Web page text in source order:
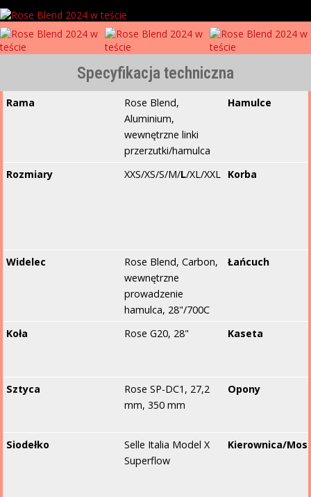
Specyfikacja techniczna
Rama
Rose Blend,
Aluminium,
wewnętrzne linki
przerzutki/hamulca
Hamulce
Rozmiary XXS/XS/S/M/L/XL/XXL Korba
Widelec
Rose Blend, Carbon,
wewnętrzne
prowadzenie
hamulca, 28"/700C
Łańcuch
Koła Rose G20, 28" Kaseta
Sztyca
Rose SP-DC1, 27,2
mm, 350 mm
Opony
Siodełko
Selle Italia Model X
Superflow
Kierownica/